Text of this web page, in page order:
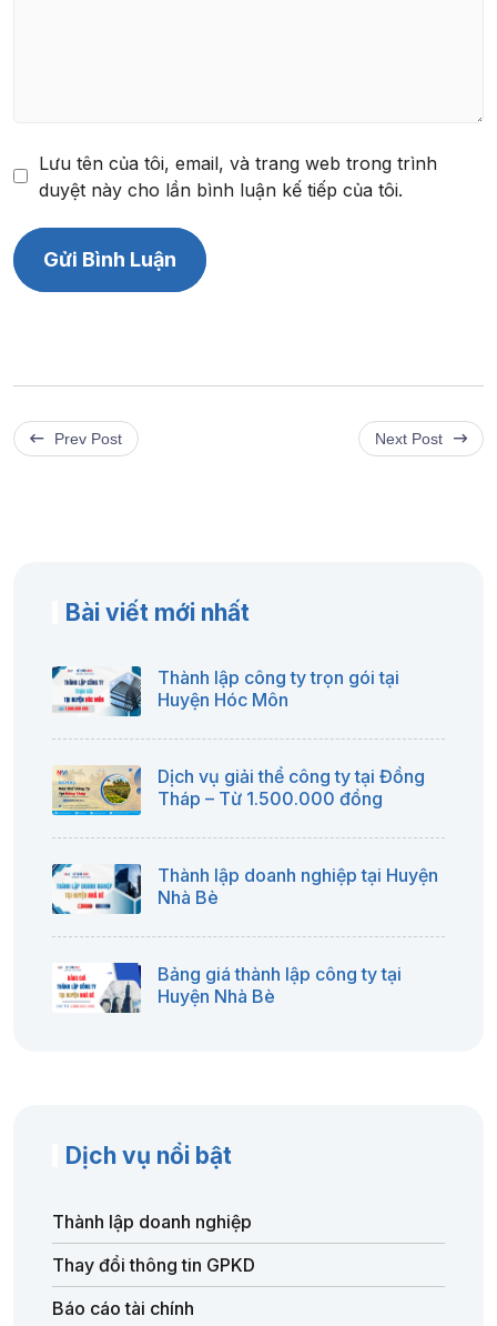
Lưu tên của tôi, email, và trang web trong trình
duyệt này cho lần bình luận kế tiếp của tôi.
Prev Post Next Post
Bài viết mới nhất
Thành lập công ty trọn gói tại
Huyện Hóc Môn
Dịch vụ giải thể công ty tại Đồng
Tháp – Từ 1.500.000 đồng
Thành lập doanh nghiệp tại Huyện
Nhà Bè
Bảng giá thành lập công ty tại
Huyện Nhà Bè
Dịch vụ nổi bật
Thành lập doanh nghiệp
Thay đổi thông tin GPKD
Báo cáo tài chính